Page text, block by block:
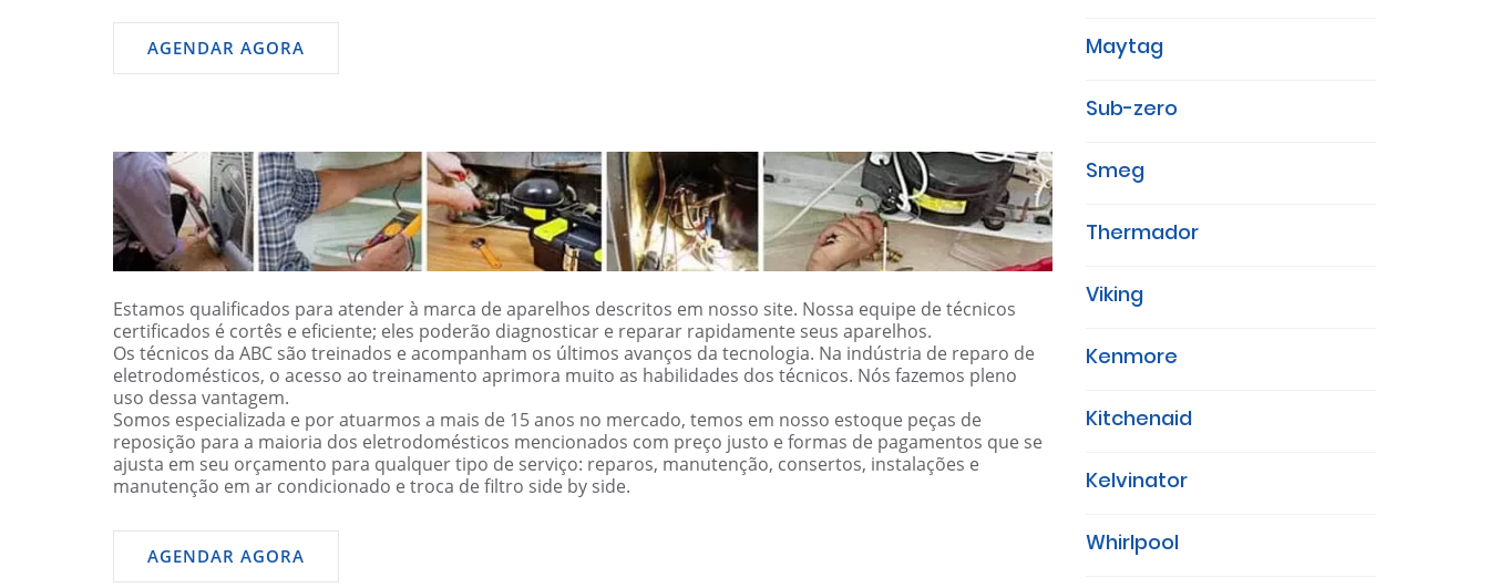
AGENDAR AGORA
Estamos qualificados para atender à marca de aparelhos descritos em nosso site. Nossa equipe de técnicos
certificados é cortês e eficiente; eles poderão diagnosticar e reparar rapidamente seus aparelhos.
Os técnicos da ABC são treinados e acompanham os últimos avanços da tecnologia. Na indústria de reparo de
eletrodomésticos, o acesso ao treinamento aprimora muito as habilidades dos técnicos. Nós fazemos pleno
uso dessa vantagem.
Somos especializada e por atuarmos a mais de 15 anos no mercado, temos em nosso estoque peças de
reposição para a maioria dos eletrodomésticos mencionados com preço justo e formas de pagamentos que se
ajusta em seu orçamento para qualquer tipo de serviço: reparos, manutenção, consertos, instalações e
manutenção em ar condicionado e troca de filtro side by side.
AGENDAR AGORA
Maytag
Sub-zero
Smeg
Thermador
Viking
Kenmore
Kitchenaid
Kelvinator
Whirlpool